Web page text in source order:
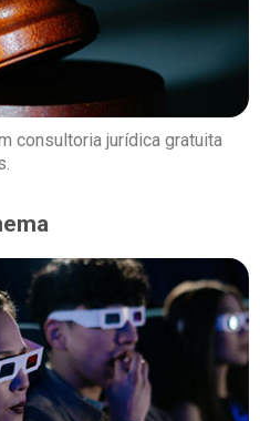
consultoria jurídica gratuita